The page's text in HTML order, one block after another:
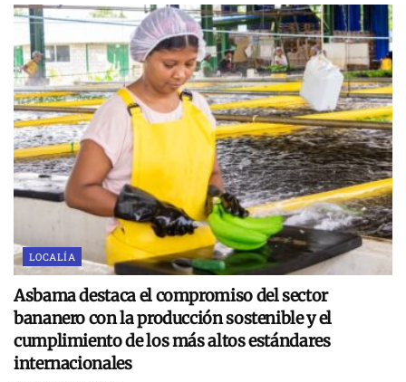
LOCALÍA
Asbama destaca el compromiso del sector
bananero con la producción sostenible y el
cumplimiento de los más altos estándares
internacionales